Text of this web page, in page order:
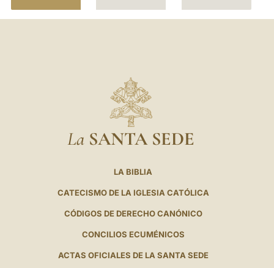
La SANTA SEDE
LA BIBLIA
CATECISMO DE LA IGLESIA CATÓLICA
CÓDIGOS DE DERECHO CANÓNICO
CONCILIOS ECUMÉNICOS
ACTAS OFICIALES DE LA SANTA SEDE